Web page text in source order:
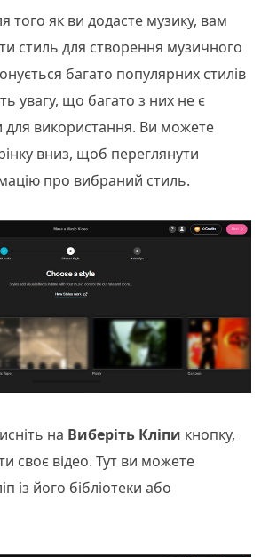
того як ви додасте музику, вам
стиль для створення музичного
багато популярних стилів
увагу, що багато з них не є
використання. Ви можете
вниз, щоб переглянути
про вибраний стиль.
на Виберіть Кліпи кнопку,
своє відео. Тут ви можете
із його бібліотеки або